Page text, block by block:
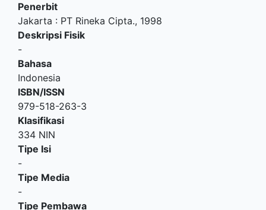
Penerbit
Jakarta : PT Rineka Cipta., 1998
Deskripsi Fisik
-
Bahasa
Indonesia
ISBN/ISSN
979-518-263-3
Klasifikasi
334 NIN
Tipe Isi
-
Tipe Media
-
Tipe Pembawa